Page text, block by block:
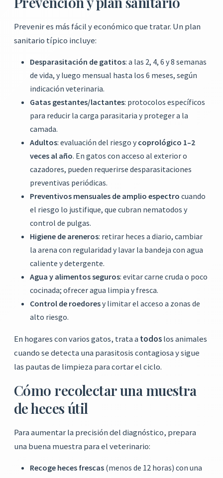
Prevenir es más fácil y económico que tratar. Un plan
sanitario típico incluye:
Desparasitación de gatitos: a las 2, 4, 6 y 8 semanas
de vida, y luego mensual hasta los 6 meses, según
indicación veterinaria.
Gatas gestantes/lactantes: protocolos específicos
para reducir la carga parasitaria y proteger a la
camada.
Adultos: evaluación del riesgo ycoprológico 1–2
veces al año. En gatos con acceso al exterior o
cazadores, pueden requerirse desparasitaciones
preventivas periódicas.
Preventivos mensuales de amplio espectro cuando
el riesgo lo justifique, que cubran nematodos y
control de pulgas.
Higiene de areneros: retirar heces a diario, cambiar
la arena con regularidad y lavar la bandeja con agua
caliente y detergente.
Agua y alimentos seguros: evitar carne cruda o poco
cocinada; ofrecer agua limpia y fresca.
Control de roedoresy limitar el acceso a zonas de
alto riesgo.
En hogares con varios gatos, trata atodoslos animales
cuando se detecta una parasitosis contagiosa y sigue
las pautas de limpieza para cortar el ciclo.
Cómo recolectar una muestra
de heces útil
Para aumentar la precisión del diagnóstico, prepara
una buena muestra para el veterinario:
Recoge heces frescas (menos de 12 horas) con una